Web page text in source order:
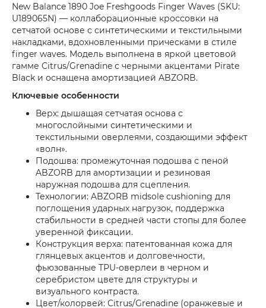
New Balance 1890 Joe Freshgoods Finger Waves (SKU:
U189065N) — коллаборационные кроссовки на
сетчатой основе с синтетическими и текстильными
накладками, вдохновленными прическами в стиле
finger waves. Модель выполнена в яркой цветовой
гамме Citrus/Grenadine с черными акцентами Pirate
Black и оснащена амортизацией ABZORB.
Ключевые особенности
Верх: дышащая сетчатая основа с
многослойными синтетическими и
текстильными оверлеями, создающими эффект
«волн».
Подошва: промежуточная подошва с пеной
ABZORB для амортизации и резиновая
наружная подошва для сцепления.
Технологии: ABZORB midsole cushioning для
поглощения ударных нагрузок, поддержка
стабильности в средней части стопы для более
уверенной фиксации.
Конструкция верха: патентованная кожа для
глянцевых акцентов и долговечности,
фьюзованные TPU-оверлеи в черном и
серебристом цвете для структуры и
визуального контраста.
Цвет/колорвей: Citrus/Grenadine (оранжевые и